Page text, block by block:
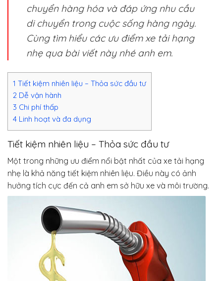
chuyển hàng hóa và đáp ứng nhu cầu
di chuyển trong cuộc sống hàng ngày.
Cùng tìm hiểu các ưu điểm xe tải hạng
nhẹ qua bài viết này nhé anh em.
1 Tiết kiệm nhiên liệu – Thỏa sức đầu tư
2 Dễ vận hành
3 Chi phí thấp
4 Linh hoạt và đa dụng
Tiết kiệm nhiên liệu – Thỏa sức đầu tư
Một trong những ưu điểm nổi bật nhất của xe tải hạng
nhẹ là khả năng tiết kiệm nhiên liệu. Điều này có ảnh
hưởng tích cực đến cả anh em sở hữu xe và môi trường.